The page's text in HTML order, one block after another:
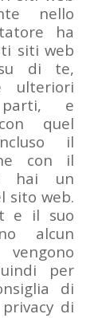
nello
ha
siti web
su di te,
ulteriori
e
quel
il
con il
hai un
sito web.
e il suo
alcun
per
di
di